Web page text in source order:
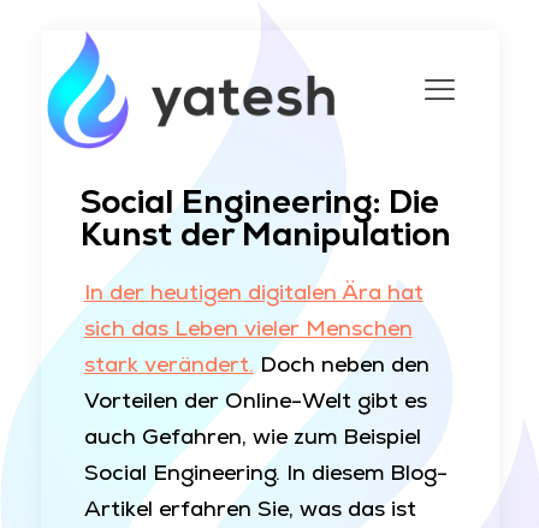
Social Engineering: Die
Kunst der Manipulation
In der heutigen digitalen Ära hat
sich das Leben vieler Menschen
stark verändert. Doch neben den
Vorteilen der Online-Welt gibt es
auch Gefahren, wie zum Beispiel
Social Engineering. In diesem Blog-
Artikel erfahren Sie, was das ist